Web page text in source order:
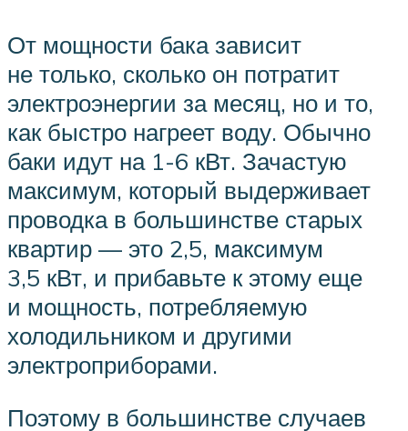
От мощности бака зависит
не только, сколько он потратит
электроэнергии за месяц, но и то,
как быстро нагреет воду. Обычно
баки идут на 1-6 кВт. Зачастую
максимум, который выдерживает
проводка в большинстве старых
квартир — это 2,5, максимум
3,5 кВт, и прибавьте к этому еще
и мощность, потребляемую
холодильником и другими
электроприборами.
Поэтому в большинстве случаев